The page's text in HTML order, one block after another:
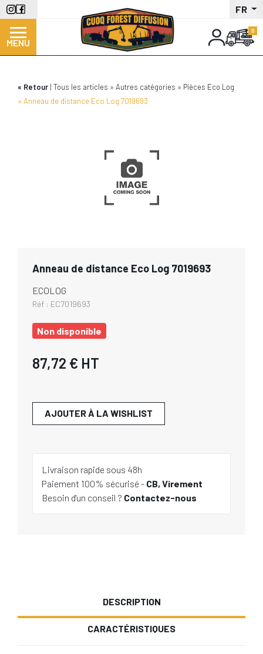
Aller
au
contenu
principal
FR
MENU
Retour Tous les articles Autres catégories
Pièces Eco Log
Anneau de distance Eco Log 7019693
Anneau de distance Eco Log 7019693
ECOLOG
Réf : EC7019693
Non disponible
87,72 € HT
AJOUTER À LA WISHLIST
Livraison rapide sous 48h
Paiement 100% sécurisé - CB, Virement
Besoin d'un conseil ? Contactez-nous
DESCRIPTION
CARACTÉRISTIQUES